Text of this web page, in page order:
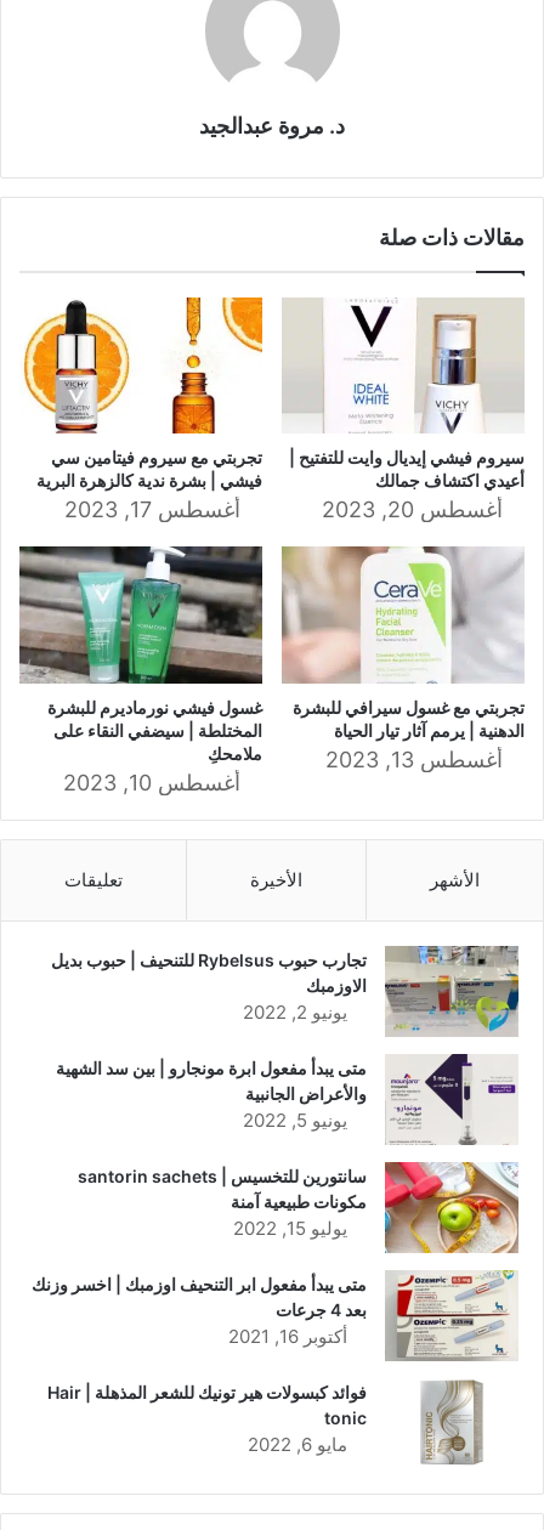
د. مروة عبدالجيد
مقالات ذات صلة
سيروم فيشي إيديال وايت للتفتيح |
أعيدي اكتشاف جمالك
أغسطس 20, 2023
تجربتي مع سيروم فيتامين سي
فيشي | بشرة ندية كالزهرة البرية
أغسطس 17, 2023
تجربتي مع غسول سيرافي للبشرة
الدهنية | يرمم آثار تيار الحياة
أغسطس 13, 2023
غسول فيشي نورماديرم للبشرة
المختلطة | سيضفي النقاء على
ملامحكِ
أغسطس 10, 2023
الأشهر الأخيرة تعليقات
تجارب حبوب Rybelsus للتنحيف | حبوب بديل
الاوزمبك
يونيو 2, 2022
متى يبدأ مفعول ابرة مونجارو | بين سد الشهية
والأعراض الجانبية
يونيو 5, 2022
سانتورين للتخسيس | santorin sachets
مكونات طبيعية آمنة
يوليو 15, 2022
متى يبدأ مفعول ابر التنحيف اوزمبك | اخسر وزنك
بعد 4 جرعات
أكتوبر 16, 2021
فوائد كبسولات هير تونيك للشعر المذهلة | Hair
tonic
مايو 6, 2022